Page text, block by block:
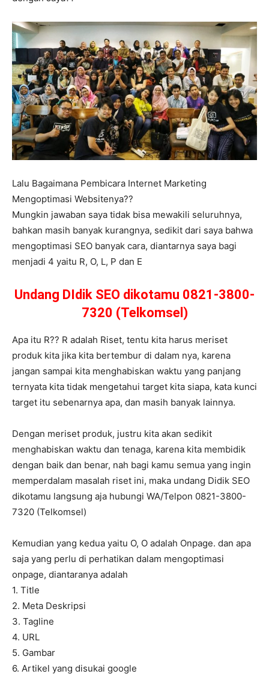
Lalu Bagaimana Pembicara Internet Marketing
Mengoptimasi Websitenya??
Mungkin jawaban saya tidak bisa mewakili seluruhnya,
bahkan masih banyak kurangnya, sedikit dari saya bahwa
mengoptimasi SEO banyak cara, diantarnya saya bagi
menjadi 4 yaitu R, O, L, P dan E
Undang DIdik SEO dikotamu 0821-3800-
7320 (Telkomsel)
Apa itu R?? R adalah Riset, tentu kita harus meriset
produk kita jika kita bertembur di dalam nya, karena
jangan sampai kita menghabiskan waktu yang panjang
ternyata kita tidak mengetahui target kita siapa, kata kunci
target itu sebenarnya apa, dan masih banyak lainnya.
Dengan meriset produk, justru kita akan sedikit
menghabiskan waktu dan tenaga, karena kita membidik
dengan baik dan benar, nah bagi kamu semua yang ingin
memperdalam masalah riset ini, maka undang Didik SEO
dikotamu langsung aja hubungi WA/Telpon 0821-3800-
7320 (Telkomsel)
Kemudian yang kedua yaitu O, O adalah Onpage. dan apa
saja yang perlu di perhatikan dalam mengoptimasi
onpage, diantaranya adalah
1. Title
2. Meta Deskripsi
3. Tagline
4. URL
5. Gambar
6. Artikel yang disukai google